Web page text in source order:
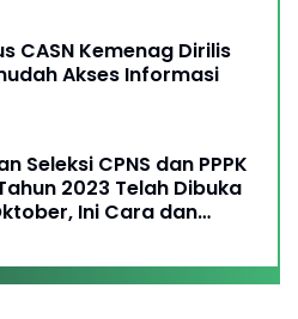
CASN Kemenag Dirilis
Akses Informasi
Seleksi CPNS dan PPPK
2023 Telah Dibuka
Ini Cara dan